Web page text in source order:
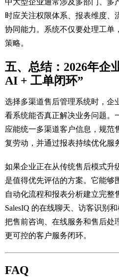
时应关注权限体系、报表维度、
协同能力。系统不仅要处理工单
策略。
五、总结：2026年企
AI + 工单闭环”
选择多渠道售后管理系统时，企
看系统能否真正解决业务问题。
应能统一多渠道客户信息，规范
复劳动，并通过报表持续优化服
如果企业正在从传统售后模式升
是值得优先评估的方案。它能够
自动化流程和报表分析建立完整
SalesIQ 的在线聊天、访客识别
把售前咨询、在线服务和售后处
更可控的客户服务闭环。
FAQ